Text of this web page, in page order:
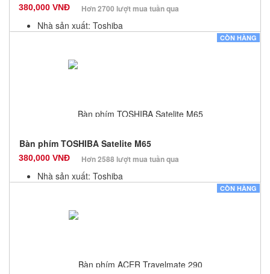
380,000 VNĐ Hơn 2700 lượt mua tuần qua
Nhà sản xuất: Toshiba
Số lượng: 10
CÒN HÀNG
Bàn phím TOSHIBA Satelite M65
380,000 VNĐ Hơn 2588 lượt mua tuần qua
Nhà sản xuất: Toshiba
Số lượng: 10
CÒN HÀNG